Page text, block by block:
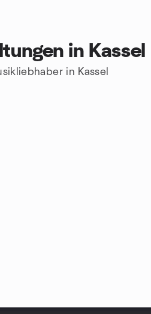
in Kassel
in Kassel